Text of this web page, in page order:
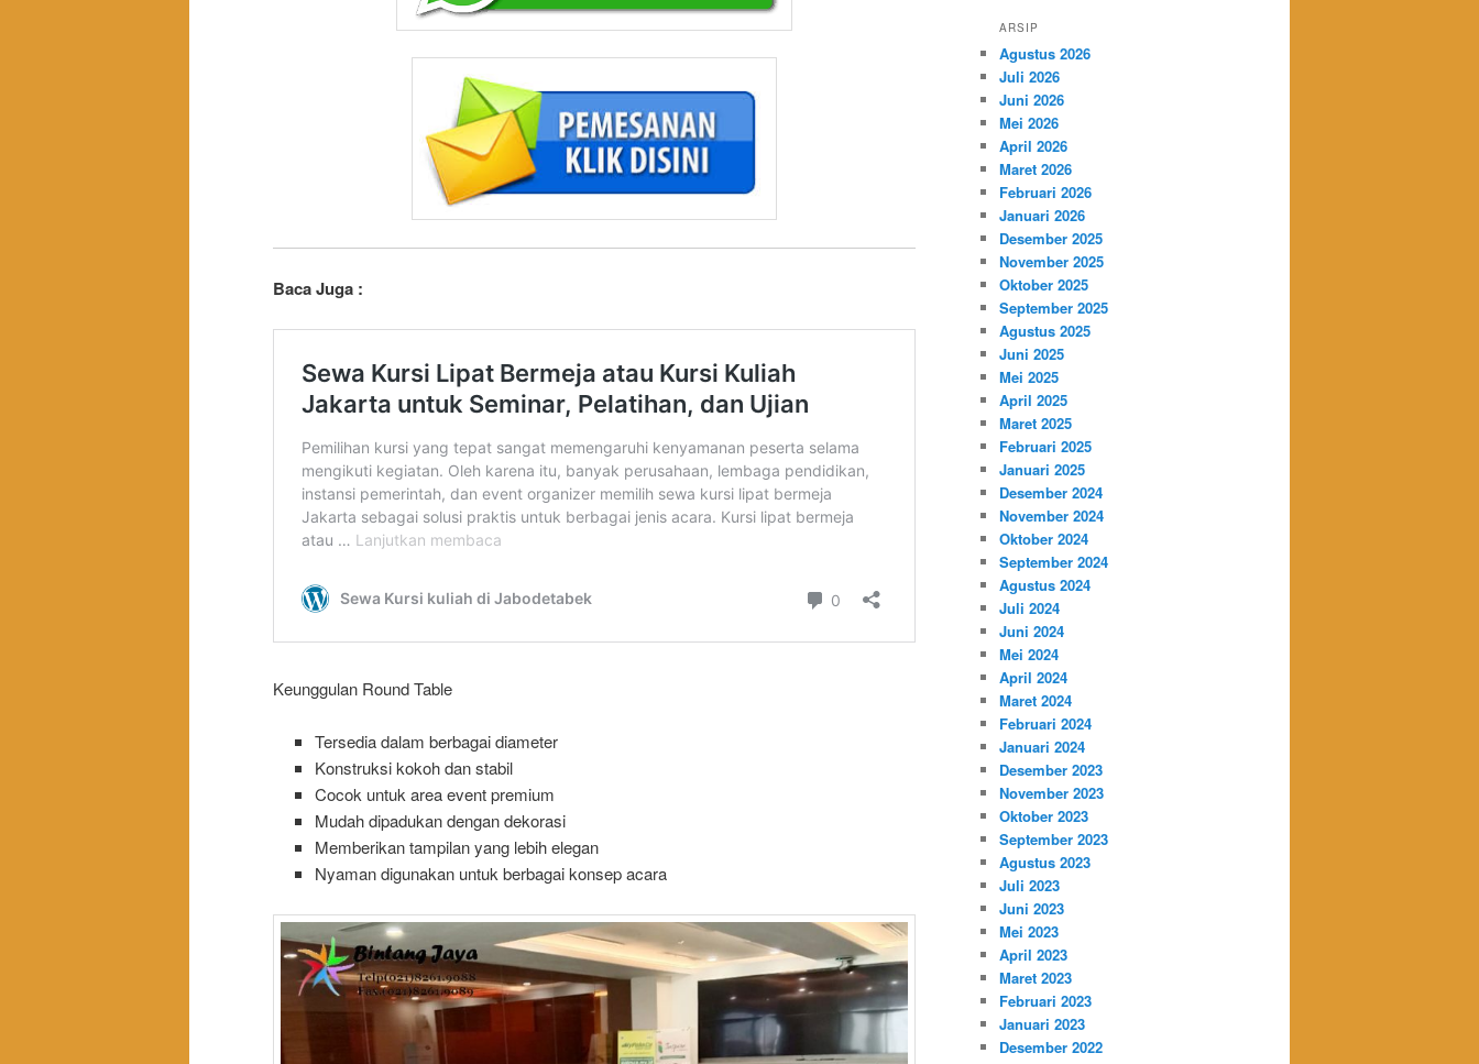
Baca Juga :
Keunggulan Round Table
Tersedia dalam berbagai diameter
Konstruksi kokoh dan stabil
Cocok untuk area event premium
Mudah dipadukan dengan dekorasi
Memberikan tampilan yang lebih elegan
Nyaman digunakan untuk berbagai konsep acara
ARSIP
Agustus 2026
Juli 2026
Juni 2026
Mei 2026
April 2026
Maret 2026
Februari 2026
Januari 2026
Desember 2025
November 2025
Oktober 2025
September 2025
Agustus 2025
Juni 2025
Mei 2025
April 2025
Maret 2025
Februari 2025
Januari 2025
Desember 2024
November 2024
Oktober 2024
September 2024
Agustus 2024
Juli 2024
Juni 2024
Mei 2024
April 2024
Maret 2024
Februari 2024
Januari 2024
Desember 2023
November 2023
Oktober 2023
September 2023
Agustus 2023
Juli 2023
Juni 2023
Mei 2023
April 2023
Maret 2023
Februari 2023
Januari 2023
Desember 2022